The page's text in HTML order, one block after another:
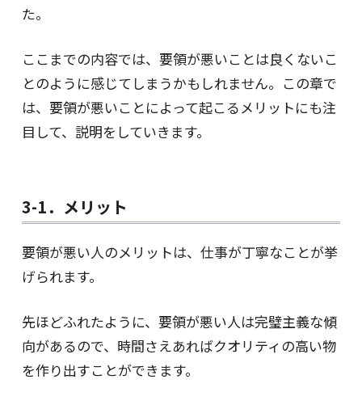
た。
ここまでの内容では、要領が悪いことは良くないこ
とのように感じてしまうかもしれません。この章で
は、要領が悪いことによって起こるメリットにも注
目して、説明をしていきます。
3-1．メリット
要領が悪い人のメリットは、仕事が丁寧なことが挙
げられます。
先ほどふれたように、要領が悪い人は完璧主義な傾
向があるので、時間さえあればクオリティの高い物
を作り出すことができます。